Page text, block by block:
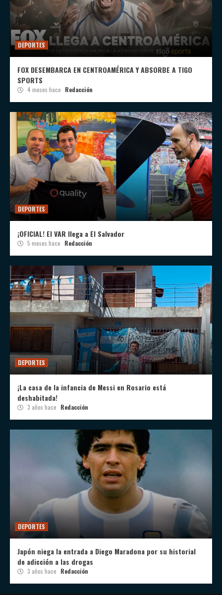
DEPORTES
FOX DESEMBARCA EN CENTROAMÉRICA Y ABSORBE A TIGO
SPORTS
4 meses hace Redacción
DEPORTES
¡OFICIAL! El VAR llega a El Salvador
5 meses hace Redacción
DEPORTES
¡La casa de la infancia de Messi en Rosario está
deshabitada!
3 años hace Redacción
DEPORTES
Japón niega la entrada a Diego Maradona por su historial
de adicción a las drogas
3 años hace Redacción